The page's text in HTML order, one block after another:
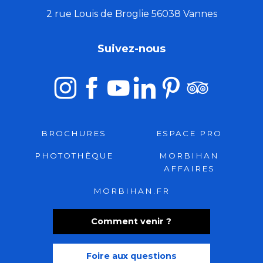
2 rue Louis de Broglie 56038 Vannes
Comment venir ?
Foire aux questions
Suivez-nous
BROCHURES ESPACE PRO
PHOTOTHÈQUE
MORBIHAN
AFFAIRES
MORBIHAN.FR